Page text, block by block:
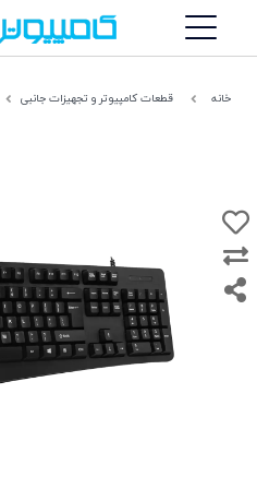
خانه قطعات کامپیوتر و تجهیزات جانبی